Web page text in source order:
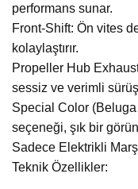
performans sunar.
Front-Shift: Ön vites
kolaylaştırır.
Propeller Hub
sessiz ve verimli
Special Color
seçeneği, şık bir
Sadece Elektrikli
Teknik Özellikler: